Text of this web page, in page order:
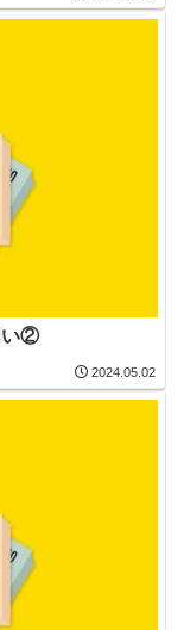
い②
2024.05.02